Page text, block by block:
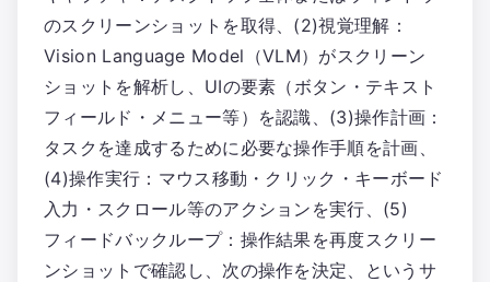
のスクリーンショットを取得、(2)視覚理解：
Vision Language Model（VLM）がスクリーン
ショットを解析し、UIの要素（ボタン・テキスト
フィールド・メニュー等）を認識、(3)操作計画：
タスクを達成するために必要な操作手順を計画、
(4)操作実行：マウス移動・クリック・キーボード
入力・スクロール等のアクションを実行、(5)
フィードバックループ：操作結果を再度スクリー
ンショットで確認し、次の操作を決定、というサ